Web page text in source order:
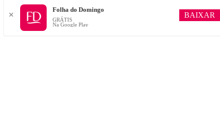
✕
Folha do Domingo
GRÁTIS
Na Google Play
BAIXAR